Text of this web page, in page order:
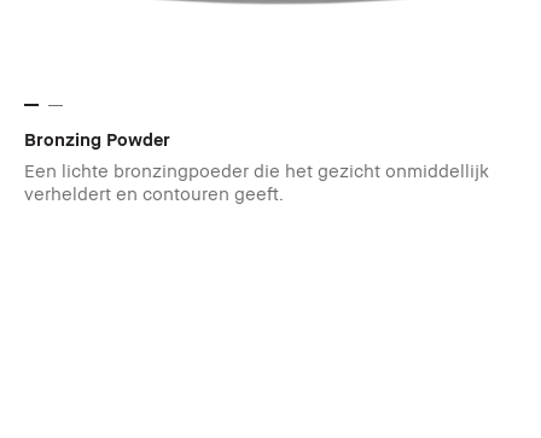
Bronzing Powder
Een lichte bronzingpoeder die het gezicht onmiddellijk
verheldert en contouren geeft.